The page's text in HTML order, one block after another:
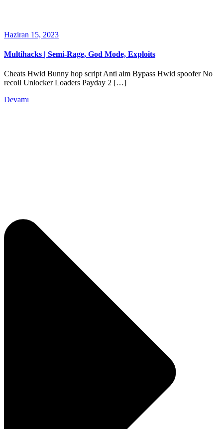
Haziran 15, 2023
Multihacks | Semi-Rage, God Mode, Exploits
Cheats Hwid Bunny hop script Anti aim Bypass Hwid spoofer No
recoil Unlocker Loaders Payday 2 […]
Devamı